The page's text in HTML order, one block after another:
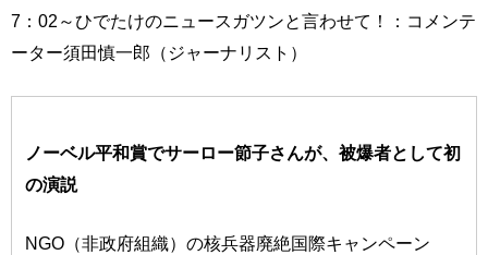
7：02～ひでたけのニュースガツンと言わせて！：コメンテ
ーター須田慎一郎（ジャーナリスト）
ノーベル平和賞でサーロー節子さんが、被爆者として初
の演説
NGO（非政府組織）の核兵器廃絶国際キャンペーン